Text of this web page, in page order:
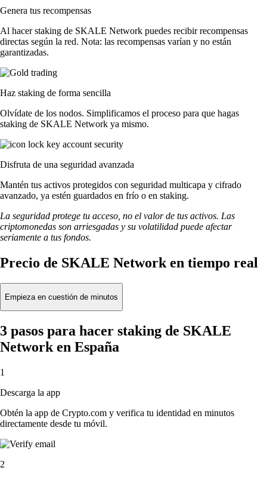
Genera tus recompensas
Al hacer staking de SKALE Network puedes recibir recompensas
directas según la red. Nota: las recompensas varían y no están
garantizadas.
Haz staking de forma sencilla
Olvídate de los nodos. Simplificamos el proceso para que hagas
staking de SKALE Network ya mismo.
Disfruta de una seguridad avanzada
Mantén tus activos protegidos con seguridad multicapa y cifrado
avanzado, ya estén guardados en frío o en staking.
La seguridad protege tu acceso, no el valor de tus activos. Las
criptomonedas son arriesgadas y su volatilidad puede afectar
seriamente a tus fondos.
Precio de SKALE Network en tiempo real
Empieza en cuestión de minutos
3 pasos para hacer staking de SKALE
Network en España
1
Descarga la app
Obtén la app de Crypto.com y verifica tu identidad en minutos
directamente desde tu móvil.
2